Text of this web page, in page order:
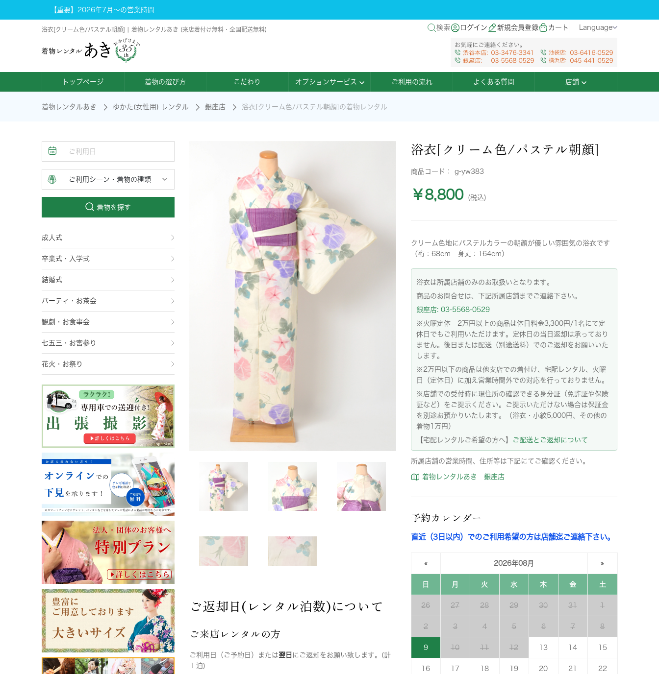
【重要】2026年7月～の営業時間
浴衣[クリーム色/パステル朝顔] | 着物レンタルあき (来店着付け無料・全国配送無料) 検索 ログイン 新規会員登録 カート Language
トップページ 着物の選び方 こだわり オプションサービス ご利用の流れ よくある質問 店舗
着物レンタルあき ゆかた(女性用) レンタル 銀座店 浴衣[クリーム色/パステル朝顔]の着物レンタル
着物を探す
成人式
卒業式・入学式
結婚式
パーティ・お茶会
観劇・お食事会
七五三・お宮参り
花火・お祭り
ご返却日(レンタル泊数)について
ご来店レンタルの方
ご利用日（ご予約日）または翌日 にご返却をお願い致します。(計
１泊)
浴衣[クリーム色/パステル朝顔]
商品コード： g-yw383
￥8,800 (税込)
クリーム色地にパステルカラーの朝顔が優しい雰囲気の浴衣です
（裄：68cm 身丈：164cm）
浴衣は所属店舗のみのお取扱いとなります。
商品のお問合せは、下記所属店舗までご連絡下さい。
銀座店: 03-5568-0529
※火曜定休 2万円以上の商品は休日料金3,300円/1名にて定
休日でもご利用いただけます。定休日の当日返却は承っており
ません。後日または配送（別途送料）でのご返却をお願いいた
します。
※2万円以下の商品は他支店での着付け、宅配レンタル、火曜
日（定休日）に加え営業時間外での対応を行っておりません。
※店舗での受付時に現住所の確認できる身分証（免許証や保険
証など）をご提示ください。ご提示いただけない場合は保証金
を別途お預かりいたします。（浴衣・小紋5,000円、その他の
着物1万円）
【宅配レンタルご希望の方へ】
ご配送とご返却について
所属店舗の営業時間、住所等は下記にてご確認ください。
着物レンタルあき 銀座店
予約カレンダー
直近（3日以内）でのご利用希望の方は店舗迄ご連絡下さい。
« 2026年08月 »
日 月 火 水 木 金 土
26 27 28 29 30 31 1
2 3 4 5 6 7 8
9 10 11 12 13 14 15
16 17 18 19 20 21 22